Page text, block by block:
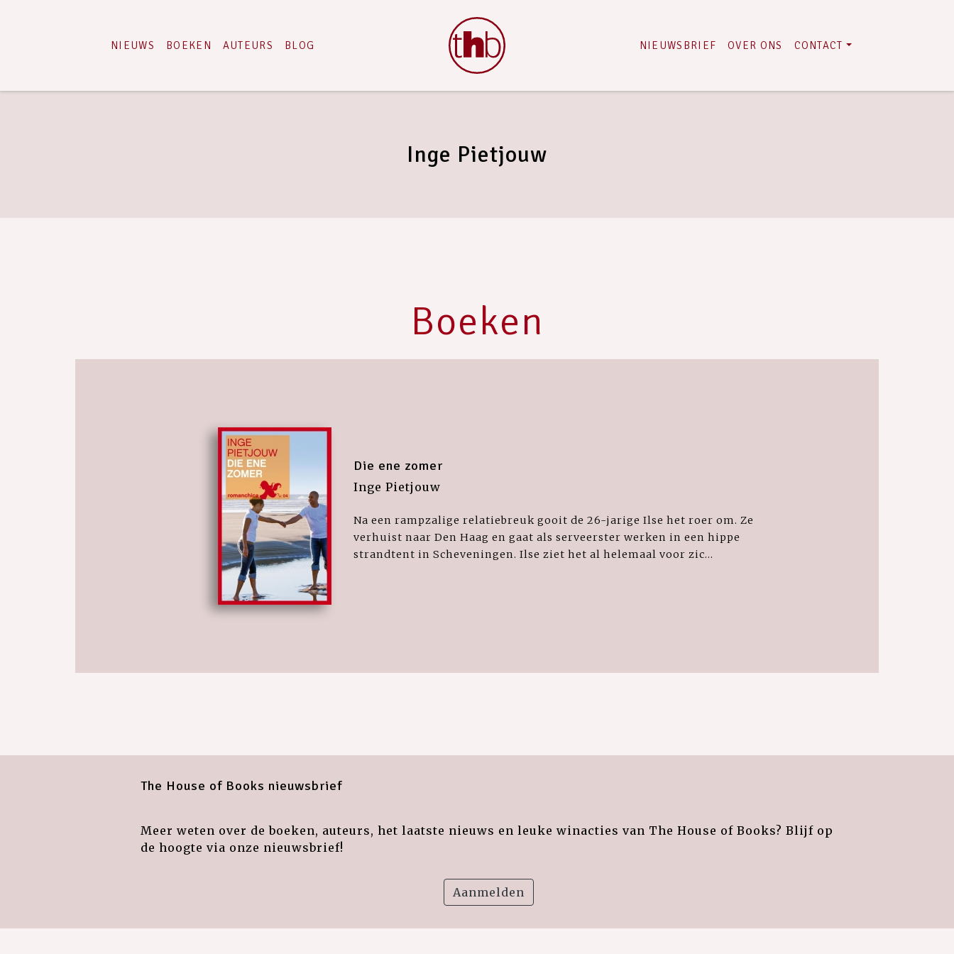
NIEUWS BOEKEN AUTEURS BLOG NIEUWSBRIEF OVER ONS CONTACT
Inge Pietjouw
Boeken
Die ene zomer
Inge Pietjouw
Na een rampzalige relatiebreuk gooit de 26-jarige Ilse het roer om. Ze
verhuist naar Den Haag en gaat als serveerster werken in een hippe
strandtent in Scheveningen. Ilse ziet het al helemaal voor zic...
The House of Books nieuwsbrief
Meer weten over de boeken, auteurs, het laatste nieuws en leuke winacties van The House of Books? Blijf op
de hoogte via onze nieuwsbrief!
Aanmelden